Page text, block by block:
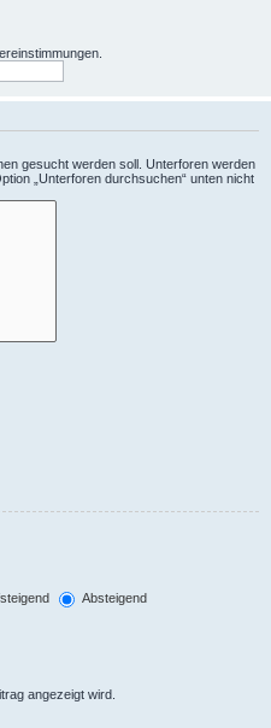
gesucht werden soll. Unterforen werden
„Unterforen durchsuchen“ unten nicht
Absteigend
angezeigt wird.